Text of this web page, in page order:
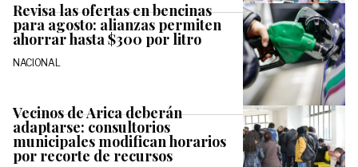
Revisa las ofertas en bencinas
para agosto: alianzas permiten
ahorrar hasta $300 por litro
NACIONAL
Vecinos de Arica deberán
adaptarse: consultorios
municipales modifican horarios
por recorte de recursos